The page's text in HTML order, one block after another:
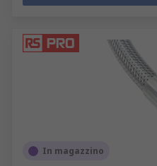
In magazzino